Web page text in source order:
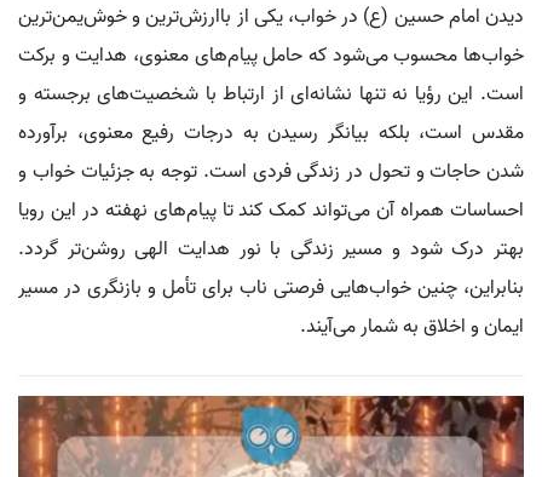
دیدن امام حسین (ع) در خواب، یکی از باارزش‌ترین و خوش‌یمن‌ترین
خواب‌ها محسوب می‌شود که حامل پیام‌های معنوی، هدایت و برکت
است. این رؤیا نه تنها نشانه‌ای از ارتباط با شخصیت‌های برجسته و
مقدس است، بلکه بیانگر رسیدن به درجات رفیع معنوی، برآورده
شدن حاجات و تحول در زندگی فردی است. توجه به جزئیات خواب و
احساسات همراه آن می‌تواند کمک کند تا پیام‌های نهفته در این رویا
بهتر درک شود و مسیر زندگی با نور هدایت الهی روشن‌تر گردد.
بنابراین، چنین خواب‌هایی فرصتی ناب برای تأمل و بازنگری در مسیر
ایمان و اخلاق به شمار می‌آیند.